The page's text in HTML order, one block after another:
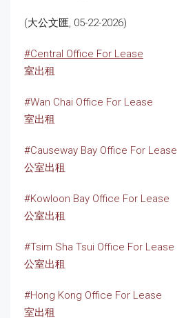
(大公文匯, 05-22-2026)
#Central Office For Lease
室出租
#Wan Chai Office For Lease
室出租
#Causeway Bay Office For Lease
公室出租
#Kowloon Bay Office For Lease
公室出租
#Tsim Sha Tsui Office For Lease
公室出租
#Hong Kong Office For Lease
室出租